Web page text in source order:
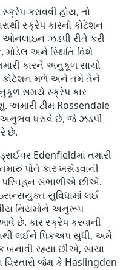
કરાવવી હોય, તો
સ્ક્રેપ કારનો કોટેશન
ઝડપી રીતે કરી
મોડેલ અને સ્થિતિ વિશે
કારને અનુકૂળ સાચો
મળે અને તમે તેને
સમયે સ્ક્રેપ કાર
અમારી ટીમ Rossendale
અનુભવ ધરાવે છે, જે ઝડપી
છે.
Edenfieldમાં તમારી
પોતે કાર ખસેડવાની
સંભાળીએ છીએ.
સુવિધામાં લઈ
નિયમોને અનુરૂપ
છે. કાર સ્ક્રેપ કરવાની
લઈને પિકઅપ સુધી, અમે
રહ્યા છીએ, સાચા
જેમ કે Haslingden